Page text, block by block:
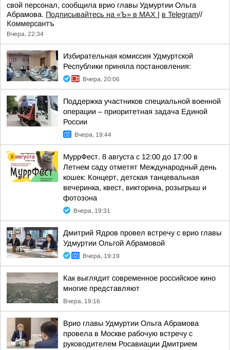
свой персонал, сообщила врио главы Удмуртии Ольга
Абрамова. Подписывайтесь на «Ъ» в MAX | в Telegram//
Коммерсантъ
Вчера, 22:34
Избирательная комиссия Удмуртской
Республики приняла постановления:
Вчера, 20:06
Поддержка участников специальной военной
операции – приоритетная задача Единой
России
Вчера, 19:44
МуррФест. 8 августа с 12:00 до 17:00 в
Летнем саду отметят Международный день
кошек: Концерт, детская танцевальная
вечеринка, квест, викторина, розыгрыш и
фотозона
Вчера, 19:31
Дмитрий Ядров провел встречу с врио главы
Удмуртии Ольгой Абрамовой
Вчера, 19:19
Как выглядит современное российское кино
многие представляют
Вчера, 19:16
Врио главы Удмуртии Ольга Абрамова
провела в Москве рабочую встречу с
руководителем Росавиации Дмитрием